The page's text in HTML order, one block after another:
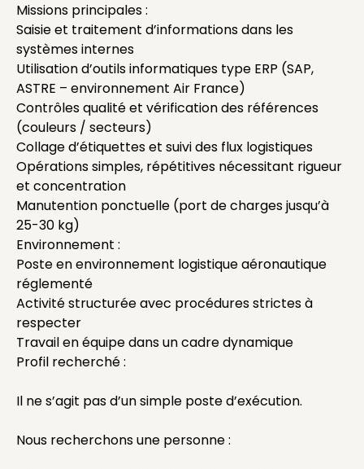
Missions principales :
Saisie et traitement d’informations dans les
systèmes internes
Utilisation d’outils informatiques type ERP (SAP,
ASTRE – environnement Air France)
Contrôles qualité et vérification des références
(couleurs / secteurs)
Collage d’étiquettes et suivi des flux logistiques
Opérations simples, répétitives nécessitant rigueur
et concentration
Manutention ponctuelle (port de charges jusqu’à
25-30 kg)
Environnement :
Poste en environnement logistique aéronautique
réglementé
Activité structurée avec procédures strictes à
respecter
Travail en équipe dans un cadre dynamique
Profil recherché :
Il ne s’agit pas d’un simple poste d’exécution.
Nous recherchons une personne :